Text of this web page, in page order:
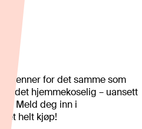
brenner for det samme som
det hjemmekoselig – uansett
Meld deg inn i
et helt kjøp!